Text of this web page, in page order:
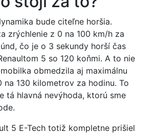
bude citeľne horšia.
zrýchlenie z 0 na 100 km/h za
čo je o 3 sekundy horší čas
5 so 120 koňmi. A to nie
obmedzila aj maximálnu
na 130 kilometrov za hodinu. To
tá hlavná nevýhoda, ktorú sme
5 E-Tech totiž kompletne prišiel